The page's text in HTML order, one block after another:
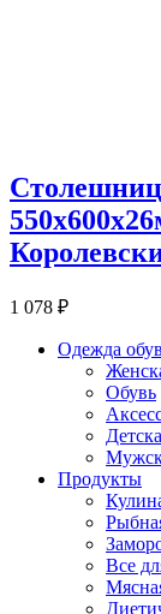
1 078 ₽
Одежда
Обувь
Продукты
Все